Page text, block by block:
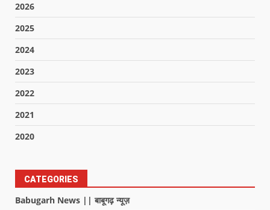
2026
2025
2024
2023
2022
2021
2020
CATEGORIES
Babugarh News || बाबूगढ़ न्यूज़